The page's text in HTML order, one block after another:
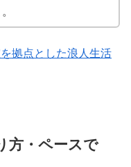
拠点とした浪人生活
方・ペースで